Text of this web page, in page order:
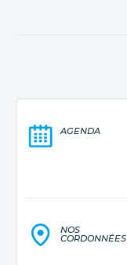
AGENDA
NOS
CORDONNÉES